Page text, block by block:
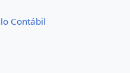
Contábil